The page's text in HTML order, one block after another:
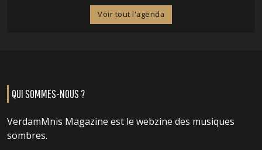
Voir tout l'agenda
QUI SOMMES-NOUS ?
VerdamMnis Magazine est le webzine des musiques
sombres.